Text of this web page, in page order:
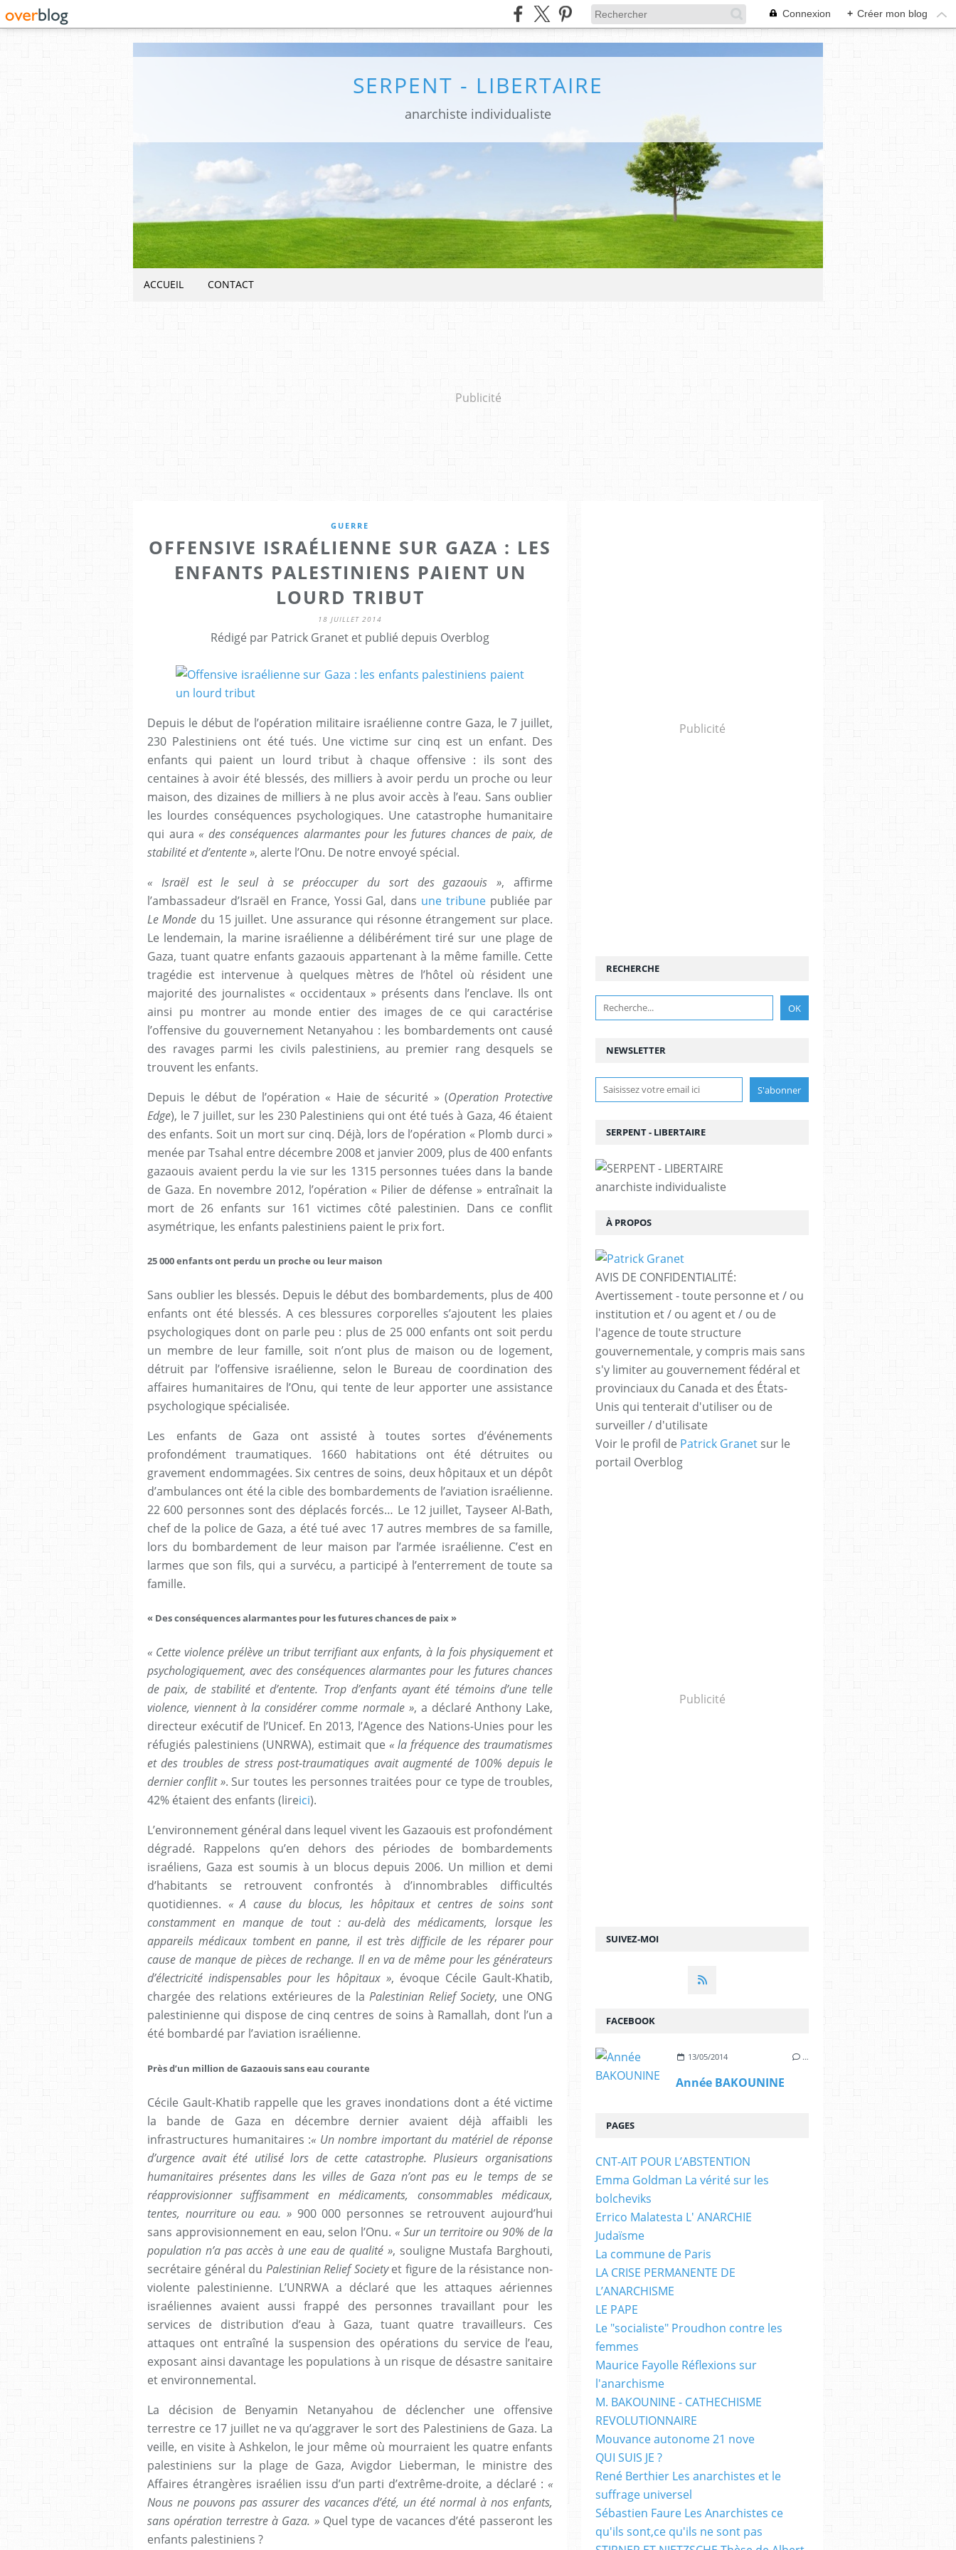
Connexion + Créer mon blog
SERPENT - LIBERTAIRE
anarchiste individualiste
ACCUEIL CONTACT
Publicité
GUERRE
OFFENSIVE ISRAÉLIENNE SUR GAZA : LES
ENFANTS PALESTINIENS PAIENT UN
LOURD TRIBUT
18 JUILLET 2014
Rédigé par Patrick Granet et publié depuis Overblog
Depuis le début de l’opération militaire israélienne contre Gaza, le 7 juillet,
230 Palestiniens ont été tués. Une victime sur cinq est un enfant. Des
enfants qui paient un lourd tribut à chaque offensive : ils sont des
centaines à avoir été blessés, des milliers à avoir perdu un proche ou leur
maison, des dizaines de milliers à ne plus avoir accès à l’eau. Sans oublier
les lourdes conséquences psychologiques. Une catastrophe humanitaire
qui aura « des conséquences alarmantes pour les futures chances de paix, de
stabilité et d’entente », alerte l’Onu. De notre envoyé spécial.
« Israël est le seul à se préoccuper du sort des gazaouis », affirme
l’ambassadeur d’Israël en France, Yossi Gal, dans une tribune publiée par
Le Monde du 15 juillet. Une assurance qui résonne étrangement sur place.
Le lendemain, la marine israélienne a délibérément tiré sur une plage de
Gaza, tuant quatre enfants gazaouis appartenant à la même famille. Cette
tragédie est intervenue à quelques mètres de l’hôtel où résident une
majorité des journalistes « occidentaux » présents dans l’enclave. Ils ont
ainsi pu montrer au monde entier des images de ce qui caractérise
l’offensive du gouvernement Netanyahou : les bombardements ont causé
des ravages parmi les civils palestiniens, au premier rang desquels se
trouvent les enfants.
Depuis le début de l’opération « Haie de sécurité » (Operation Protective
Edge), le 7 juillet, sur les 230 Palestiniens qui ont été tués à Gaza, 46 étaient
des enfants. Soit un mort sur cinq. Déjà, lors de l’opération « Plomb durci »
menée par Tsahal entre décembre 2008 et janvier 2009, plus de 400 enfants
gazaouis avaient perdu la vie sur les 1315 personnes tuées dans la bande
de Gaza. En novembre 2012, l’opération « Pilier de défense » entraînait la
mort de 26 enfants sur 161 victimes côté palestinien. Dans ce conflit
asymétrique, les enfants palestiniens paient le prix fort.
25 000 enfants ont perdu un proche ou leur maison
Sans oublier les blessés. Depuis le début des bombardements, plus de 400
enfants ont été blessés. A ces blessures corporelles s’ajoutent les plaies
psychologiques dont on parle peu : plus de 25 000 enfants ont soit perdu
un membre de leur famille, soit n’ont plus de maison ou de logement,
détruit par l’offensive israélienne, selon le Bureau de coordination des
affaires humanitaires de l’Onu, qui tente de leur apporter une assistance
psychologique spécialisée.
Les enfants de Gaza ont assisté à toutes sortes d’événements
profondément traumatiques. 1660 habitations ont été détruites ou
gravement endommagées. Six centres de soins, deux hôpitaux et un dépôt
d’ambulances ont été la cible des bombardements de l’aviation israélienne.
22 600 personnes sont des déplacés forcés… Le 12 juillet, Tayseer Al-Bath,
chef de la police de Gaza, a été tué avec 17 autres membres de sa famille,
lors du bombardement de leur maison par l’armée israélienne. C’est en
larmes que son fils, qui a survécu, a participé à l’enterrement de toute sa
famille.
« Des conséquences alarmantes pour les futures chances de paix »
« Cette violence prélève un tribut terrifiant aux enfants, à la fois physiquement et
psychologiquement, avec des conséquences alarmantes pour les futures chances
de paix, de stabilité et d’entente. Trop d’enfants ayant été témoins d’une telle
violence, viennent à la considérer comme normale », a déclaré Anthony Lake,
directeur exécutif de l’Unicef. En 2013, l’Agence des Nations-Unies pour les
réfugiés palestiniens (UNRWA), estimait que « la fréquence des traumatismes
et des troubles de stress post-traumatiques avait augmenté de 100% depuis le
dernier conflit ». Sur toutes les personnes traitées pour ce type de troubles,
42% étaient des enfants (lireici).
L’environnement général dans lequel vivent les Gazaouis est profondément
dégradé. Rappelons qu’en dehors des périodes de bombardements
israéliens, Gaza est soumis à un blocus depuis 2006. Un million et demi
d’habitants se retrouvent confrontés à d’innombrables difficultés
quotidiennes. « A cause du blocus, les hôpitaux et centres de soins sont
constamment en manque de tout : au-delà des médicaments, lorsque les
appareils médicaux tombent en panne, il est très difficile de les réparer pour
cause de manque de pièces de rechange. Il en va de même pour les générateurs
d’électricité indispensables pour les hôpitaux », évoque Cécile Gault-Khatib,
chargée des relations extérieures de la Palestinian Relief Society, une ONG
palestinienne qui dispose de cinq centres de soins à Ramallah, dont l’un a
été bombardé par l’aviation israélienne.
Près d’un million de Gazaouis sans eau courante
Cécile Gault-Khatib rappelle que les graves inondations dont a été victime
la bande de Gaza en décembre dernier avaient déjà affaibli les
infrastructures humanitaires :« Un nombre important du matériel de réponse
d’urgence avait été utilisé lors de cette catastrophe. Plusieurs organisations
humanitaires présentes dans les villes de Gaza n’ont pas eu le temps de se
réapprovisionner suffisamment en médicaments, consommables médicaux,
tentes, nourriture ou eau. »900 000 personnes se retrouvent aujourd’hui
sans approvisionnement en eau, selon l’Onu. « Sur un territoire ou 90% de la
population n’a pas accès à une eau de qualité », souligne Mustafa Barghouti,
secrétaire général du Palestinian Relief Societyet figure de la résistance non-
violente palestinienne. L’UNRWA a déclaré que les attaques aériennes
israéliennes avaient aussi frappé des personnes travaillant pour les
services de distribution d’eau à Gaza, tuant quatre travailleurs. Ces
attaques ont entraîné la suspension des opérations du service de l’eau,
exposant ainsi davantage les populations à un risque de désastre sanitaire
et environnemental.
La décision de Benyamin Netanyahou de déclencher une offensive
terrestre ce 17 juillet ne va qu’aggraver le sort des Palestiniens de Gaza. La
veille, en visite à Ashkelon, le jour même où mourraient les quatre enfants
palestiniens sur la plage de Gaza, Avigdor Lieberman, le ministre des
Affaires étrangères israélien issu d’un parti d’extrême-droite, a déclaré : «
Nous ne pouvons pas assurer des vacances d’été, un été normal à nos enfants,
sans opération terrestre à Gaza. »Quel type de vacances d’été passeront les
enfants palestiniens ?
Publicité
NEWSLETTER
SUIVEZ-MOI
RECHERCHE
SERPENT - LIBERTAIRE
anarchiste individualiste
À PROPOS
AVIS DE CONFIDENTIALITÉ:
Avertissement - toute personne et / ou
institution et / ou agent et / ou de
l'agence de toute structure
gouvernementale, y compris mais sans
s'y limiter au gouvernement fédéral et
provinciaux du Canada et des États-
Unis qui tenterait d'utiliser ou de
surveiller / d'utilisate
Voir le profil de Patrick Granet sur le
portail Overblog
Publicité
FACEBOOK
13/05/2014 …
Année BAKOUNINE
PAGES
CNT-AIT POUR L’ABSTENTION
Emma Goldman La vérité sur les
bolcheviks
Errico Malatesta L' ANARCHIE
Judaïsme
La commune de Paris
LA CRISE PERMANENTE DE
L’ANARCHISME
LE PAPE
Le "socialiste" Proudhon contre les
femmes
Maurice Fayolle Réflexions sur
l'anarchisme
M. BAKOUNINE - CATHECHISME
REVOLUTIONNAIRE
Mouvance autonome 21 nove
QUI SUIS JE ?
René Berthier Les anarchistes et le
suffrage universel
Sébastien Faure Les Anarchistes ce
qu'ils sont,ce qu'ils ne sont pas